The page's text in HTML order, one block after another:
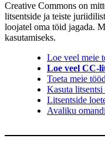
Creative Commons on
litsentside ja teiste
loojatel oma töid jagada.
kasutamiseks.
Loe veel meie
Loe veel CC-
Toeta meie tööd
Kasuta
Litsentside
Avaliku